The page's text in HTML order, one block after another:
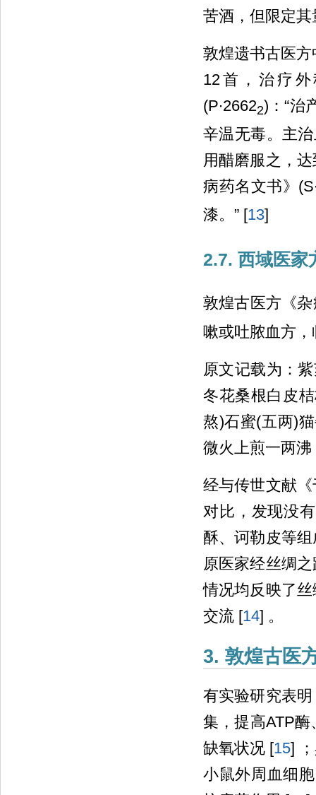
苦酒，但限定
敦煌遗书古医
12首，治疗
(P∙26622)：“治
辛温无毒。主
用醋磨服之，
病药名文书》
漆。” [13]
2.7. 西域医家
敦煌古医方《
嗽或吐脓血方
原文记载为：
冬花桑根白皮
熬)石蜜(五两)
微火上煎一两
经与传世文献
对比，发现没
酥、诃勒皮等
原医家经丝绸
情况均反映了
交流 [14] 。
3. 敦煌古医
有实验研究表
集，提高ATP
缺氧状况 [15]
小鼠外周血细